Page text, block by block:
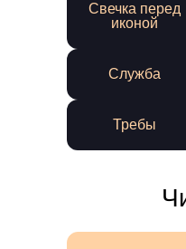
Свечка перед
иконой
Служба
Требы